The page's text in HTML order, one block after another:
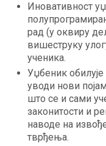
Иновативност
рад (у оквиру
вишеструку
ученика.
Уџбеник
уводи нови
што се и сами
законитости и
наводе на
тврђења.